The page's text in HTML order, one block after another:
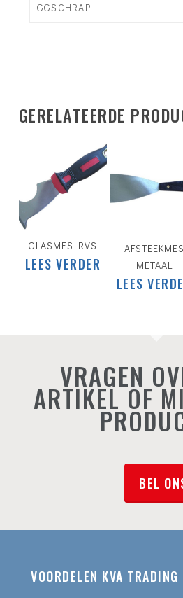
GGSCHRAP
GERELATEERDE
GLASMES RVS
LEES VERDER
AFSTEEKMES
METAAL
LEES
VRAGEN
ARTIKEL OF
BEL
VOORDELEN KVA TRADING